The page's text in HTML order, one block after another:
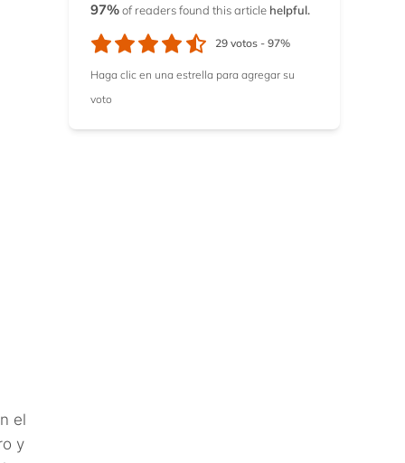
el
y
97%of readers found this article helpful.
29 votos - 97%
Haga clic en una estrella para agregar su
voto